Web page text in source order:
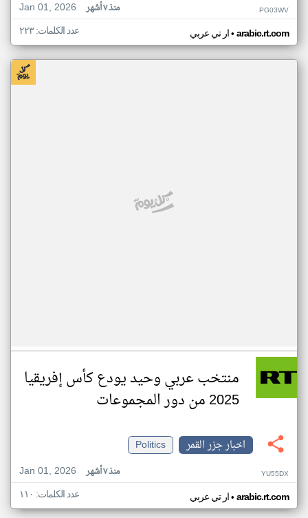
Jan 01, 2026
منذ ٧ أشهر PG03WV
ار تي عربي• arabic.rt.com عدد الكلمات: ٢٢٣
منتخب عربي وحيد يودع كأس إفريقيا
2025 من دور المجموعات
اخبار جزر القمر
Politics
Jan 01, 2026
منذ ٧ أشهر YU55DX
ار تي عربي• arabic.rt.com عدد الكلمات: ١١٠